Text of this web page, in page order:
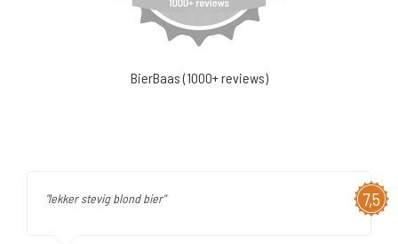
BierBaas (1000+ reviews)
7,5
"lekker stevig blond bier"